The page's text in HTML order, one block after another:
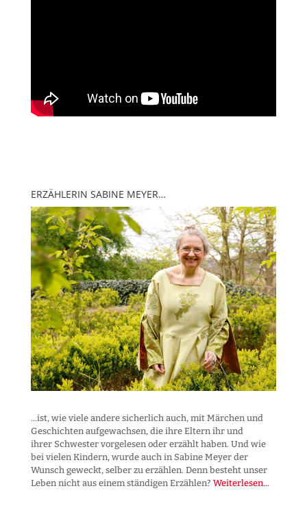
ERZÄHLERIN SABINE MEYER…
...ist, wie viele andere sicherlich auch, mit Märchen und
Geschichten aufgewachsen, die ihre Eltern ihr und
ihrer Schwester vorgelesen oder erzählt haben. Und wie
bei vielen Kindern, wurde auch in Sabine Meyer der
Wunsch geweckt, selber zu erzählen. Denn besteht unser
Leben nicht aus einem ständigen Erzählen? Weiterlesen...